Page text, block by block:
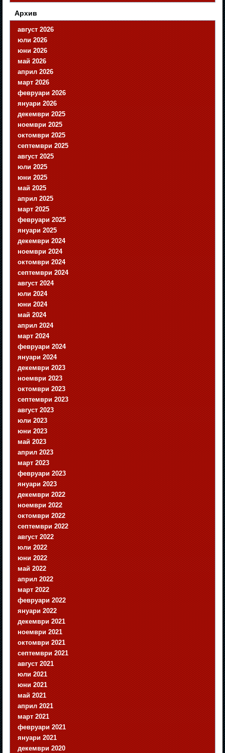
Архив
август 2026
юли 2026
юни 2026
май 2026
април 2026
март 2026
февруари 2026
януари 2026
декември 2025
ноември 2025
октомври 2025
септември 2025
август 2025
юли 2025
юни 2025
май 2025
април 2025
март 2025
февруари 2025
януари 2025
декември 2024
ноември 2024
октомври 2024
септември 2024
август 2024
юли 2024
юни 2024
май 2024
април 2024
март 2024
февруари 2024
януари 2024
декември 2023
ноември 2023
октомври 2023
септември 2023
август 2023
юли 2023
юни 2023
май 2023
април 2023
март 2023
февруари 2023
януари 2023
декември 2022
ноември 2022
октомври 2022
септември 2022
август 2022
юли 2022
юни 2022
май 2022
април 2022
март 2022
февруари 2022
януари 2022
декември 2021
ноември 2021
октомври 2021
септември 2021
август 2021
юли 2021
юни 2021
май 2021
април 2021
март 2021
февруари 2021
януари 2021
декември 2020